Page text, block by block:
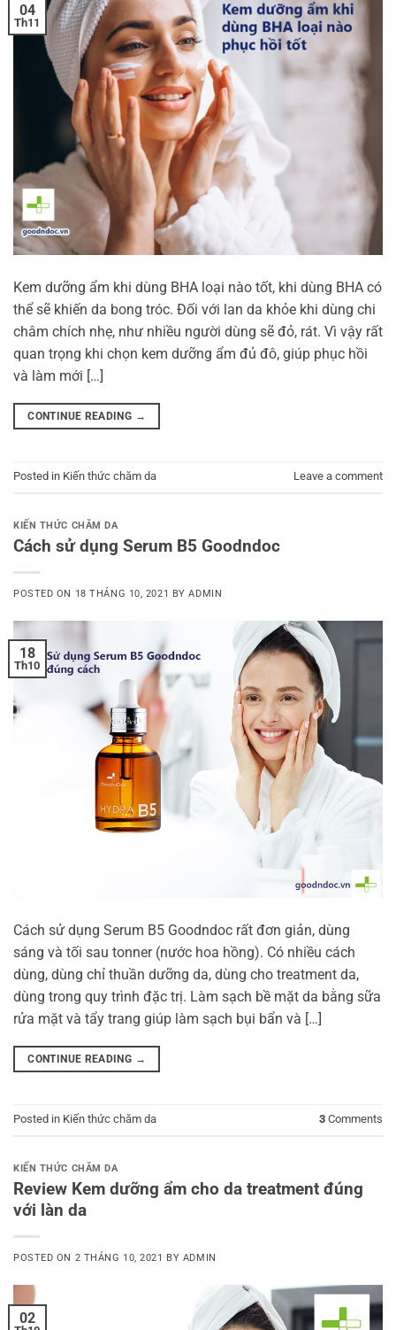
04
Th11
Kem dưỡng ẩm khi dùng BHA loại nào tốt, khi dùng BHA có
thể sẽ khiến da bong tróc. Đối với lan da khỏe khi dùng chi
châm chích nhẹ, như nhiều người dùng sẽ đỏ, rát. Vì vậy rất
quan trọng khi chọn kem dưỡng ẩm đủ đô, giúp phục hồi
và làm mới […]
CONTINUE READING →
Posted in Kiến thức chăm da Leave a comment
KIẾN THỨC CHĂM DA
Cách sử dụng Serum B5 Goodndoc
POSTED ON 18 THÁNG 10, 2021 BYADMIN
18
Th10
Cách sử dụng Serum B5 Goodndoc rất đơn giản, dùng
sáng và tối sau tonner (nước hoa hồng). Có nhiều cách
dùng, dùng chỉ thuần dưỡng da, dùng cho treatment da,
dùng trong quy trình đặc trị. Làm sạch bề mặt da bằng sữa
rửa mặt và tẩy trang giúp làm sạch bụi bẩn và […]
CONTINUE READING →
Posted in Kiến thức chăm da 3 Comments
KIẾN THỨC CHĂM DA
Review Kem dưỡng ẩm cho da treatment đúng
với làn da
POSTED ON 2 THÁNG 10, 2021 BY ADMIN
02